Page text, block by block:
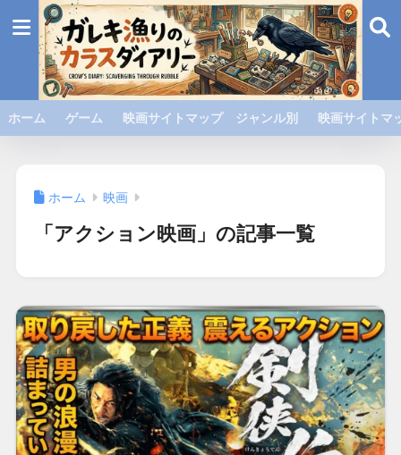
ホーム ゲーム 映画サイトマップ ジャンル別 映画サイト
ホーム 映画
「アクション映画」の記事一覧